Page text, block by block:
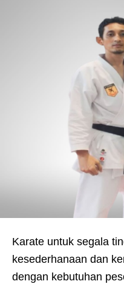
Karate untuk segala
kesederhanaan dan
dengan kebutuhan